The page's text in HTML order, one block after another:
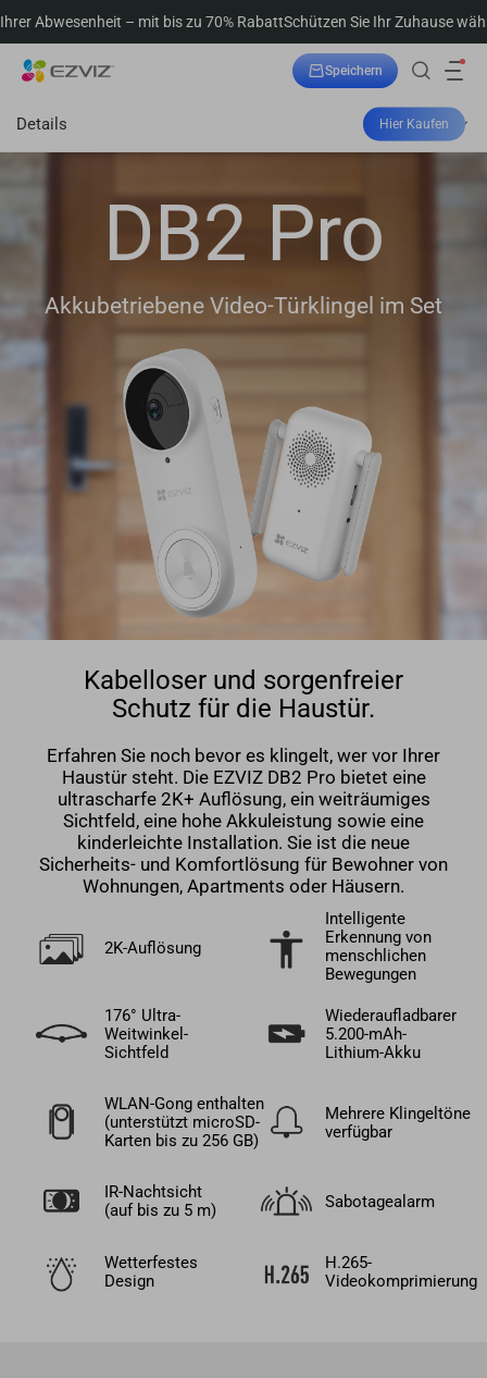
– mit bis zu 70% RabattSchützen Sie Ihr Zuhause während Ihrer
Speichern
Details Hier Kaufen
DB2 Pro
Akkubetriebene Video-Türklingel im Set
Kabelloser und sorgenfreier
Schutz für die Haustür.
Erfahren Sie noch bevor es klingelt, wer vor Ihrer
Haustür steht. Die EZVIZ DB2 Pro bietet eine
ultrascharfe 2K+ Auflösung, ein weiträumiges
Sichtfeld, eine hohe Akkuleistung sowie eine
kinderleichte Installation. Sie ist die neue
Sicherheits- und Komfortlösung für Bewohner von
Wohnungen, Apartments oder Häusern.
2K-Auflösung
Intelligente
Erkennung von
menschlichen
Bewegungen
176° Ultra-
Weitwinkel-
Sichtfeld
Wiederaufladbarer
5.200-mAh-
Lithium-Akku
WLAN-Gong enthalten
(unterstützt microSD-
Karten bis zu 256 GB)
Mehrere Klingeltöne
verfügbar
IR-Nachtsicht
(auf bis zu 5 m)
Sabotagealarm
Wetterfestes
Design
H.265-
Videokomprimierung